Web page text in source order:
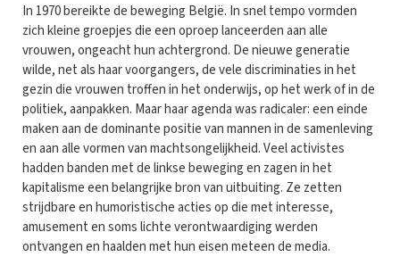
In 1970 bereikte de beweging België. In snel tempo vormden
zich kleine groepjes die een oproep lanceerden aan alle
vrouwen, ongeacht hun achtergrond. De nieuwe generatie
wilde, net als haar voorgangers, de vele discriminaties in het
gezin die vrouwen troffen in het onderwijs, op het werk of in de
politiek, aanpakken. Maar haar agenda was radicaler: een einde
maken aan de dominante positie van mannen in de samenleving
en aan alle vormen van machtsongelijkheid. Veel activistes
hadden banden met de linkse beweging en zagen in het
kapitalisme een belangrijke bron van uitbuiting. Ze zetten
strijdbare en humoristische acties op die met interesse,
amusement en soms lichte verontwaardiging werden
ontvangen en haalden met hun eisen meteen de media.